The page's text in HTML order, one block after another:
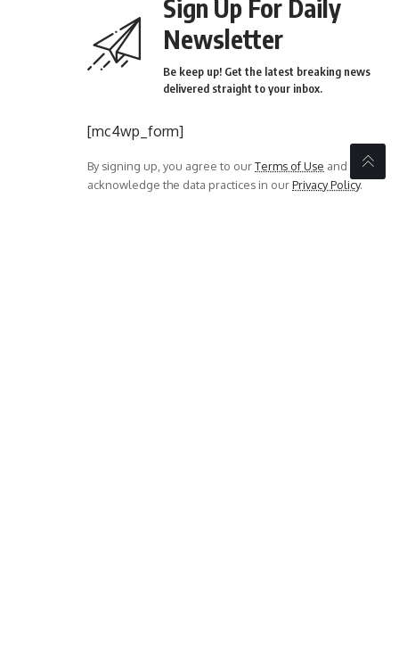
Sign Up For Daily
Newsletter
Be keep up! Get the latest breaking news
delivered straight to your inbox.
[mc4wp_form]
By signing up, you agree to ourTerms of Use and
acknowledge the data practices in ourPrivacy Policy.